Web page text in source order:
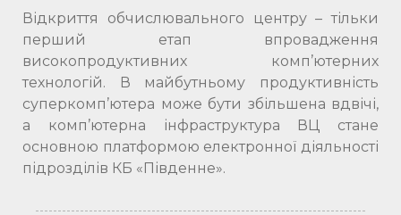
Відкриття обчислювального центру – тільки
перший етап впровадження
високопродуктивних комп’ютерних
технологій. В майбутньому продуктивність
суперкомп’ютера може бути збільшена вдвічі,
а комп’ютерна інфраструктура ВЦ стане
основною платформою електронної діяльності
підрозділів КБ «Південне».